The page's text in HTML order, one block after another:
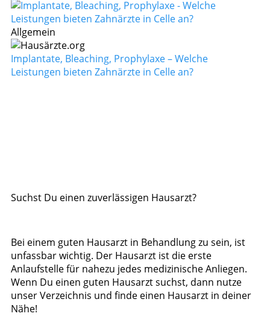
Allgemein
Implantate, Bleaching, Prophylaxe – Welche
Leistungen bieten Zahnärzte in Celle an?
Suchst Du einen zuverlässigen Hausarzt?
Bei einem guten Hausarzt in Behandlung zu sein, ist
unfassbar wichtig. Der Hausarzt ist die erste
Anlaufstelle für nahezu jedes medizinische Anliegen.
Wenn Du einen guten Hausarzt suchst, dann nutze
unser Verzeichnis und finde einen Hausarzt in deiner
Nähe!